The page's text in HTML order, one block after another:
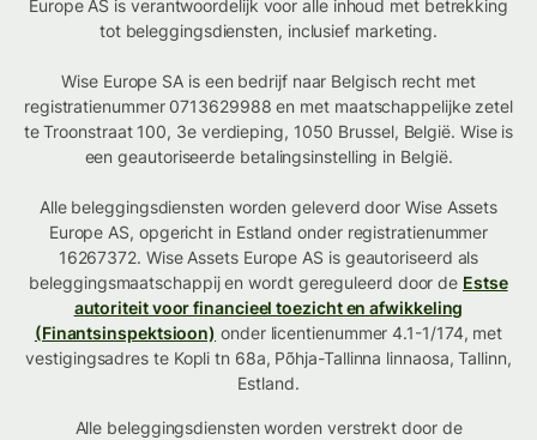
Europe AS is verantwoordelijk voor alle inhoud met betrekking
tot beleggingsdiensten, inclusief marketing.
Wise Europe SA is een bedrijf naar Belgisch recht met
registratienummer 0713629988 en met maatschappelijke zetel
te Troonstraat 100, 3e verdieping, 1050 Brussel, België. Wise is
een geautoriseerde betalingsinstelling in België.
Alle beleggingsdiensten worden geleverd door Wise Assets
Europe AS, opgericht in Estland onder registratienummer
16267372. Wise Assets Europe AS is geautoriseerd als
beleggingsmaatschappij en wordt gereguleerd door de Estse
autoriteit voor financieel toezicht en afwikkeling
(Finantsinspektsioon) onder licentienummer 4.1-1/174, met
vestigingsadres te Kopli tn 68a, Põhja-Tallinna linnaosa, Tallinn,
Estland.
Alle beleggingsdiensten worden verstrekt door de